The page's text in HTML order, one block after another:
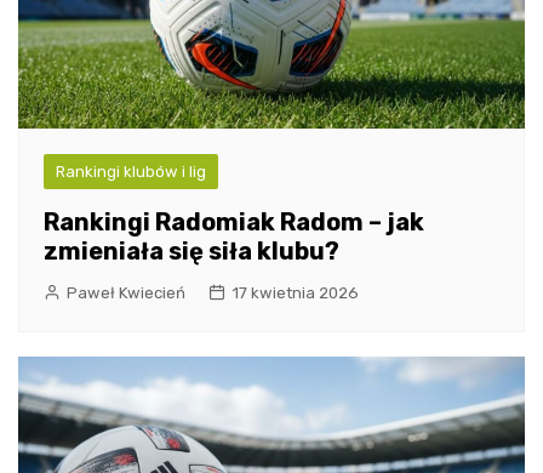
Rankingi klubów i lig
Rankingi Radomiak Radom – jak
zmieniała się siła klubu?
Paweł Kwiecień 17 kwietnia 2026